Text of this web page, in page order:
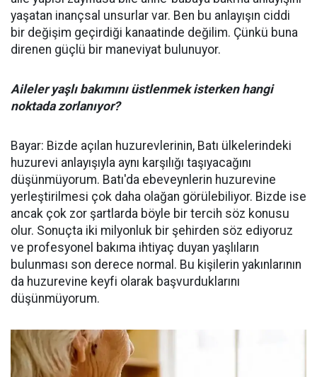
yaşatan inançsal unsurlar var. Ben bu anlayışın ciddi
bir değişim geçirdiği kanaatinde değilim. Çünkü buna
direnen güçlü bir maneviyat bulunuyor.
Aileler yaşlı bakımını üstlenmek isterken hangi
noktada zorlanıyor?
Bayar: Bizde açılan huzurevlerinin, Batı ülkelerindeki
huzurevi anlayışıyla aynı karşılığı taşıyacağını
düşünmüyorum. Batı'da ebeveynlerin huzurevine
yerleştirilmesi çok daha olağan görülebiliyor. Bizde ise
ancak çok zor şartlarda böyle bir tercih söz konusu
olur. Sonuçta iki milyonluk bir şehirden söz ediyoruz
ve profesyonel bakıma ihtiyaç duyan yaşlıların
bulunması son derece normal. Bu kişilerin yakınlarının
da huzurevine keyfi olarak başvurduklarını
düşünmüyorum.